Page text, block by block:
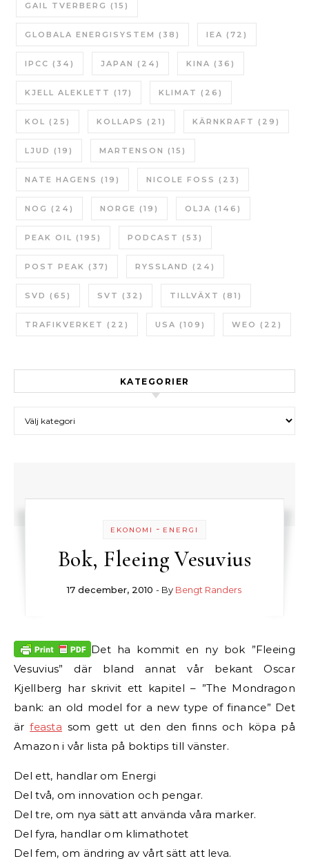
GAIL TVERBERG (15)
GLOBALA ENERGISYSTEM (38) IEA (72)
IPCC (34) JAPAN (24) KINA (36)
KJELL ALEKLETT (17) KLIMAT (26)
KOL (25) KOLLAPS (21) KÄRNKRAFT (29)
LJUD (19) MARTENSON (15)
NATE HAGENS (19) NICOLE FOSS (23)
NOG (24) NORGE (19) OLJA (146)
PEAK OIL (195) PODCAST (53)
POST PEAK (37) RYSSLAND (24)
SVD (65) SVT (32) TILLVÄXT (81)
TRAFIKVERKET (22) USA (109) WEO (22)
KATEGORIER
EKONOMI - ENERGI
Bok, Fleeing Vesuvius
17 december, 2010 - By Bengt Randers
Det ha kommit en ny bok ”Fleeing
Vesuvius” där bland annat vår bekant Oscar
Kjellberg har skrivit ett kapitel – ”The Mondragon
bank: an old model for a new type of finance” Det
ärfeasta som gett ut den den finns och köpa på
Amazon i vår lista på boktips till vänster.
Del ett, handlar om Energi
Del två, om innovation och pengar.
Del tre, om nya sätt att använda våra marker.
Del fyra, handlar om klimathotet
Del fem, om ändring av vårt sätt att leva.